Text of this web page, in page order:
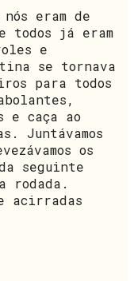
eram de
todos já eram
e
se tornava
para todos
e caça ao
Juntávamos
os
seguinte
rodada.
acirradas